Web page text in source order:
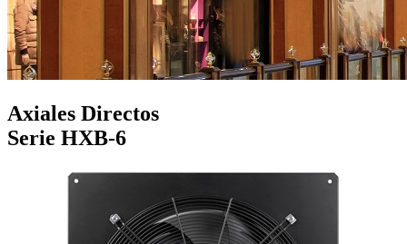
Axiales Directos
Serie HXB-6